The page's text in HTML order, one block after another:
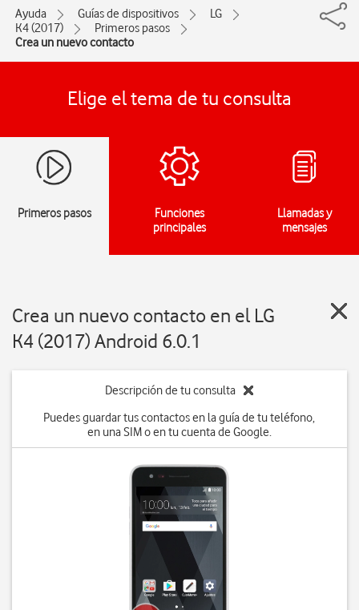
Ayuda Guías de dispositivos
LG
K4 (2017)
Primeros pasos
Crea un nuevo contacto
Elige el tema de tu consulta
Primeros pasos
Funciones
principales
Llamadas y
mensajes
Crea un nuevo contacto en el LG
K4 (2017) Android 6.0.1
Descripción de tu consulta
Puedes guardar tus contactos en la guía de tu teléfono,
en una SIM o en tu cuenta de Google.